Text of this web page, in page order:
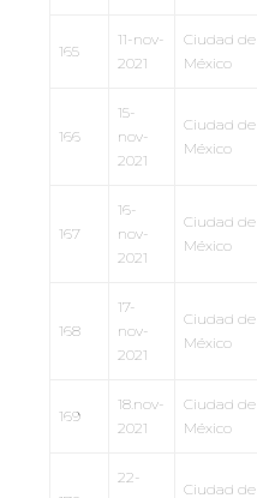
165
11-nov-
2021
Ciudad de
México
166
15-
nov-
2021
Ciudad de
México
167
16-
nov-
2021
Ciudad de
México
168
17-
nov-
2021
Ciudad de
México
169
18.nov-
2021
Ciudad de
México
22-
Ciudad de